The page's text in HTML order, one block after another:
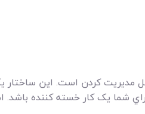
کردن است. اين ساختار
شما يک کار خسته کننده باشد.